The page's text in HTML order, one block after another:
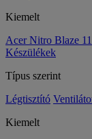
Kiemelt
Acer Nitro Blaze 11
Készülékek
Típus szerint
Légtisztító
Kiemelt